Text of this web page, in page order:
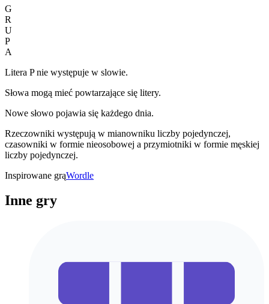
G
R
U
P
A
Litera P nie występuje w slowie.
Słowa mogą mieć powtarzające się litery.
Nowe słowo pojawia się każdego dnia.
Rzeczowniki występują w mianowniku liczby pojedynczej,
czasowniki w formie nieosobowej a przymiotniki w formie męskiej
liczby pojedynczej.
Inspirowane grąWordle
Inne gry